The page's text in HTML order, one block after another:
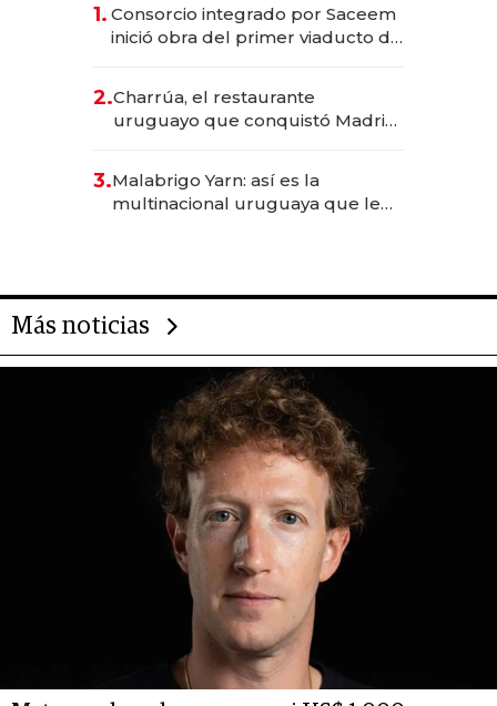
1. Consorcio integrado por Saceem
inició obra del primer viaducto de
millones
2.Charrúa, el restaurante
uruguayo que conquistó Madrid:
anticipación y prepara apertura
3.Malabrigo Yarn: así es la
multinacional uruguaya que le
Más noticias